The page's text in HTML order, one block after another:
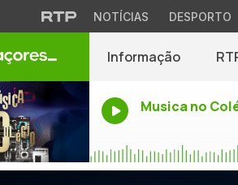
NOTÍCIAS DESPORTO
Informação
Musica no